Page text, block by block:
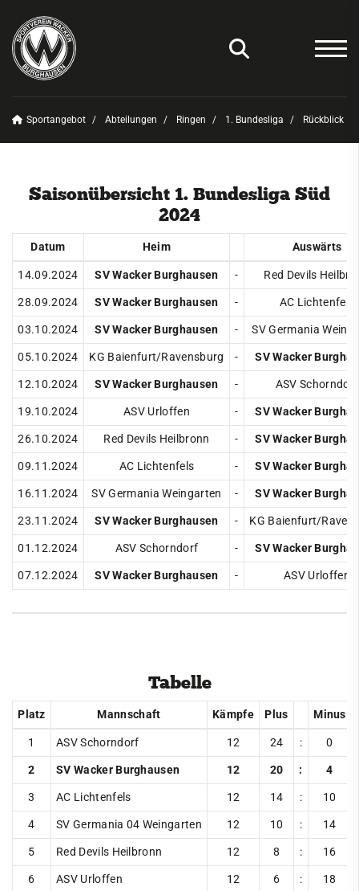
Sportangebot Abteilungen Ringen 1. Bundesliga Rückblick
Saisonübersicht 1. Bundesliga Süd
2024
Datum Heim Auswärts
14.09.2024 SV Wacker Burghausen -
Red Devils
28.09.2024
SV Wacker Burghausen -
AC Lichtenfels
03.10.2024
SV Wacker Burghausen -
SV Germania
05.10.2024
KG Baienfurt/Ravensburg -
SV Wacker
12.10.2024
SV Wacker Burghausen -
ASV Schorndorf
19.10.2024
ASV Urloffen -
SV Wacker
26.10.2024
Red Devils Heilbronn -
SV Wacker
09.11.2024
AC Lichtenfels -
SV Wacker
16.11.2024
SV Germania Weingarten -
SV Wacker
23.11.2024
SV Wacker Burghausen -
KG Baienfurt/
01.12.2024
ASV Schorndorf -
SV Wacker
07.12.2024
SV Wacker Burghausen - ASV Urloffen
Tabelle
Platz Mannschaft Kämpfe Plus Minus
1 ASV Schorndorf 12 24 :
0
2
SV Wacker Burghausen 12 20 :
4
3
AC Lichtenfels 12 14 :
10
4
SV Germania 04 Weingarten 12 10 :
14
5
Red Devils Heilbronn 12 8 :
16
6
ASV Urloffen 12 6 :
18
Sportangebot
Deinen Sport finden
Abteilungen
Amateurfunk
Badminton
Cricket
Eisschützen
Faustball
Fechten
Fußball
Handball
Kegeln
Kindersportschule
Ringen
News & Events
Teams
1. Bundesliga
Saisonübersicht
Tabelle